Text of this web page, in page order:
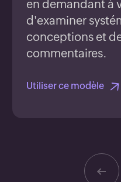
en demandant à
d'examiner
conceptions et
commentaires.
Utiliser ce modèle